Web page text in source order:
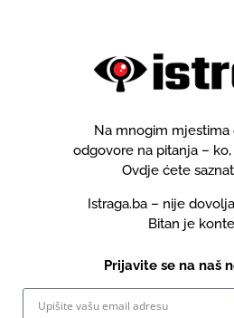
Na mnogim mjestima
odgovore na pitanja – ko,
Ovdje ćete
Istraga.ba – nije
Bitan je
Prijavite se na naš